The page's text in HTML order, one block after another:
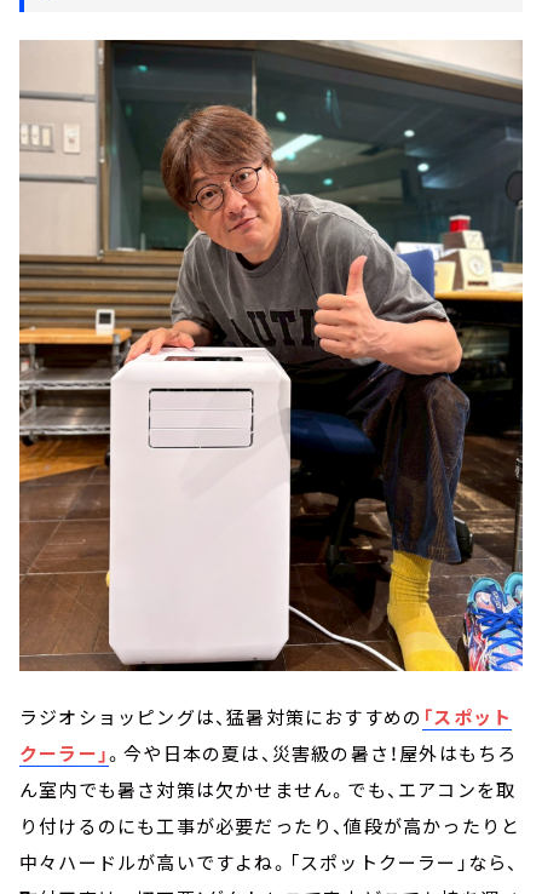
ラジオショッピングは、猛暑対策におすすめの 「スポット
クーラー」。今や日本の夏は、災害級の暑さ！屋外はもちろ
ん室内でも暑さ対策は欠かせません。でも、エアコンを取
り付けるのにも工事が必要だったり、値段が高かったりと
中々ハードルが高いですよね。「スポットクーラー」なら、